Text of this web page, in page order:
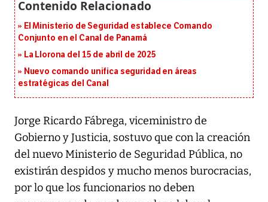
El Ministerio de Seguridad establece Comando
Conjunto en el Canal de Panamá
La Llorona del 15 de abril de 2025
Nuevo comando unifica seguridad en áreas
estratégicas del Canal
Jorge Ricardo Fábrega, viceministro de
Gobierno y Justicia, sostuvo que con la creación
del nuevo Ministerio de Seguridad Pública, no
existirán despidos y mucho menos burocracias,
por lo que los funcionarios no deben